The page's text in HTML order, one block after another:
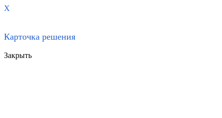
X
Карточка решения
Закрыть